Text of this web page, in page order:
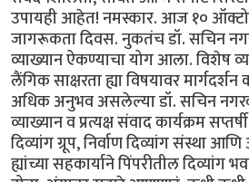
उपायही आहेत! नमस्कार. आज १०
जागरूकता दिवस. नुकतंच डॉ. सचिन
व्याख्यान ऐकण्याचा योग आला. विशेष
लैंगिक साक्षरता ह्या विषयावर मार्गदर्शन
अधिक अनुभव असलेल्या डॉ. सचिन
व्याख्यान व प्रत्यक्ष संवाद कार्यक्रम
दिव्यांग ग्रूप, निर्वाण दिव्यांग संस्था
ह्यांच्या सहकार्याने पिंपरीतील